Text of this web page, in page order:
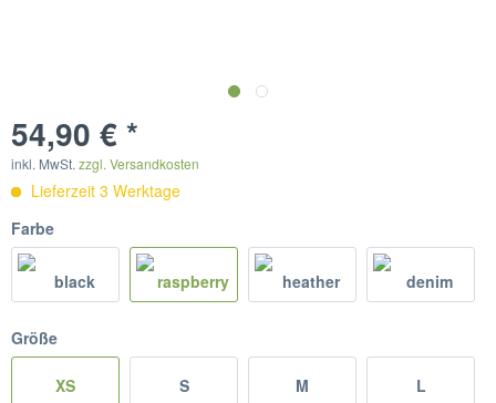
54,90 € *
inkl. MwSt. zzgl. Versandkosten
Lieferzeit 3 Werktage
Farbe
Größe
XS S M L